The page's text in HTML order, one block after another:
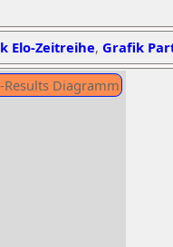
Elo-Zeitreihe, Grafik